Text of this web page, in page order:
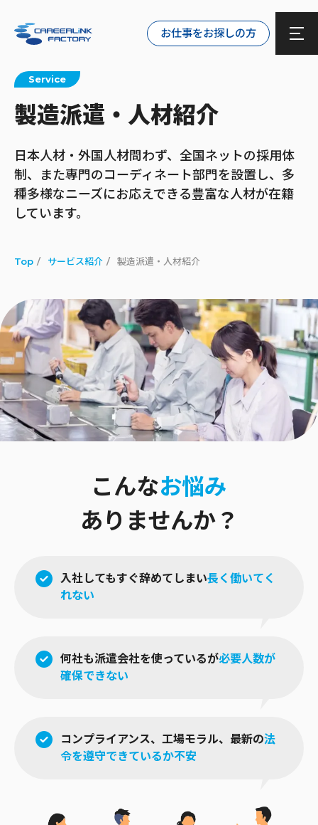
お仕事をお探しの方
Service
製造派遣・人材紹介
日本人材・外国人材問わず、全国ネットの採用体
制、また専門のコーディネート部門を設置し、 多
種多様なニーズにお応えできる豊富な人材が在籍
しています。
Top サービス紹介 製造派遣・人材紹介
こんなお悩み
ありませんか？
コンプライアンス、工場モラル、 最新の法
令を遵守できているか不安
何社も派遣会社を使っているが必要人数が
確保できない
入社してもすぐ辞めてしまい長く働いてく
れない